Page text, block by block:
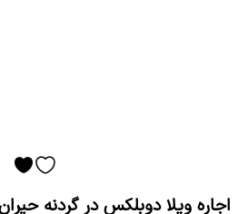
اجاره ویلا دوبلکس در گردنه